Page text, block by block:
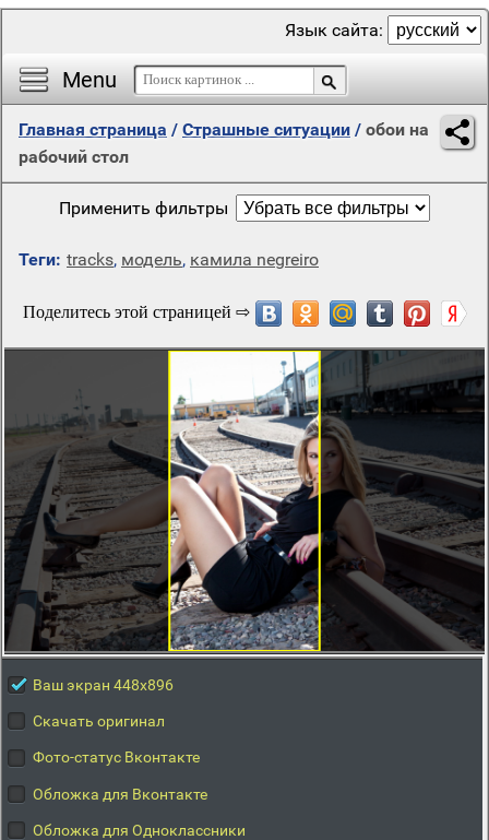
Menu
Язык сайта:
Главная страница / Страшные ситуации / обои на
рабочий стол
Применить фильтры
Теги: tracks, модель, камила negreiro
Ваш экран 448x896
Скачать оригинал
Фото-статус Вконтакте
Обложка для Вконтакте
Обложка для Одноклассники